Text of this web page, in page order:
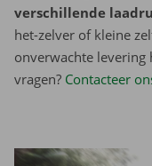
verschillende
het-zelver of kleine
onverwachte levering
vragen? Contacteer